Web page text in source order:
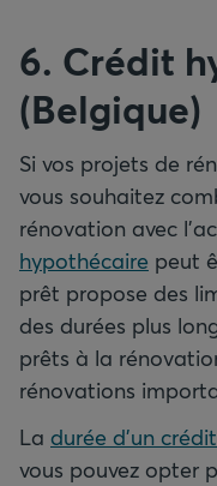
6. Crédit
(Belgique)
Si vos projets de
vous souhaitez
rénovation avec
hypothécaire peut
prêt propose des
des durées plus
prêts à la
rénovations
La durée d’un
vous pouvez opter